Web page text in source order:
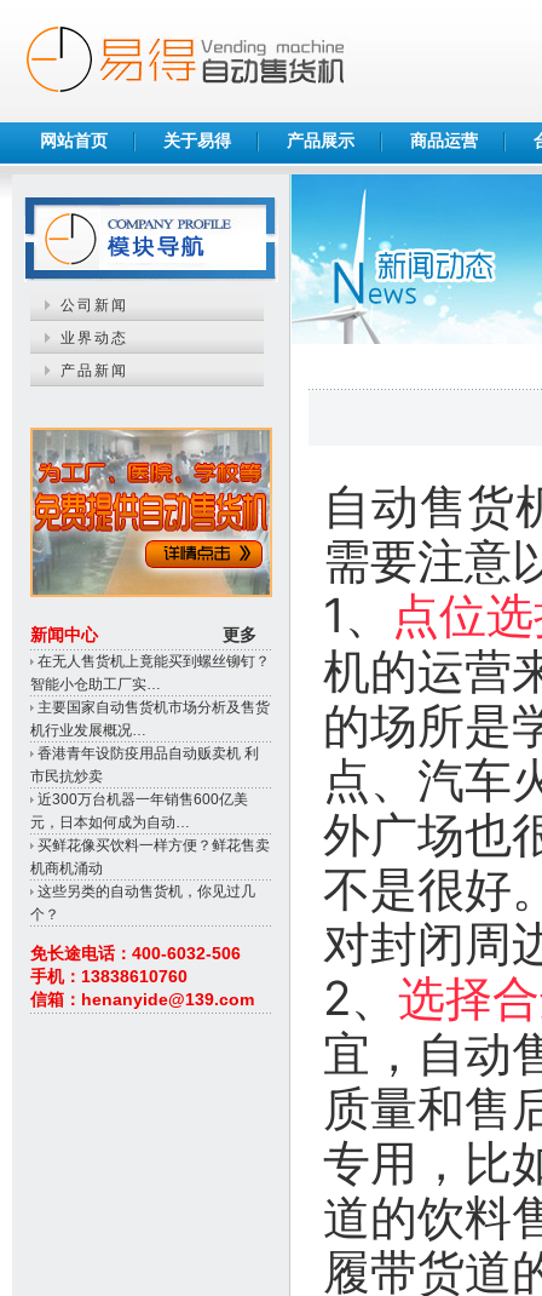
网站首页 关于易得 产品展示 商品运营
公司新闻
业界动态
产品新闻
新闻中心 更多
在无人售货机上竟能买到螺丝铆钉？
智能小仓助工厂实…
主要国家自动售货机市场分析及售货
机行业发展概况…
香港青年设防疫用品自动贩卖机 利
市民抗炒卖
近300万台机器一年销售600亿美
元，日本如何成为自动…
买鲜花像买饮料一样方便？鲜花售卖
机商机涌动
这些另类的自动售货机，你见过几
个？
免长途电话：400-6032-506
手机：13838610760
信箱：henanyide@139.com
自动售货
需要注意
1、
点位
机的运营
的场所是
点、汽车
外广场也
不是很好
对封闭周
2、 选择
宜，自动
质量和售
专用，比
道的饮料
履带货道